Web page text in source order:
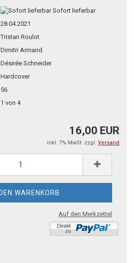
Sofort lieferbar
28.04.2021
Tristan Roulot
Dimitri Armand
Désirée Schneider
Hardcover
56
1 von 4
16,00 EUR
inkl. 7% MwSt. zzgl. Versand
Auf den Merkzettel